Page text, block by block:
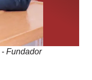
Fundador